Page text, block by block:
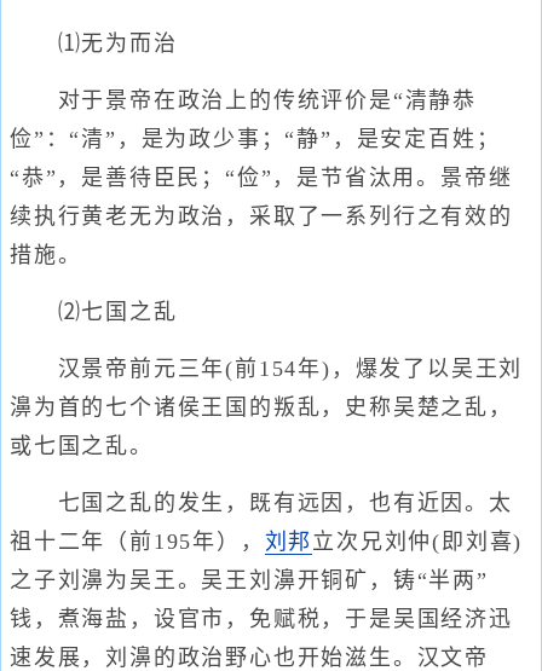
⑴无为而治
对于景帝在政治上的传统评价是“清静恭
俭”：“清”，是为政少事；“静”，是安定百姓；
“恭”，是善待臣民；“俭”，是节省汰用。景帝继
续执行黄老无为政治，采取了一系列行之有效的
措施。
⑵七国之乱
汉景帝前元三年(前154年)，爆发了以吴王刘
濞为首的七个诸侯王国的叛乱，史称吴楚之乱，
或七国之乱。
七国之乱的发生，既有远因，也有近因。太
祖十二年（前195年）， 刘邦 立次兄刘仲(即刘喜)
之子刘濞为吴王。吴王刘濞开铜矿，铸“半两”
钱，煮海盐，设官市，免赋税，于是吴国经济迅
速发展，刘濞的政治野心也开始滋生。汉文帝